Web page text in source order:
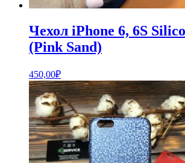
Чехол iPhone 6, 6S
(Pink Sand)
450,00₽